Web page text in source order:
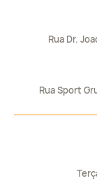
Rua Dr.
Rua Sport